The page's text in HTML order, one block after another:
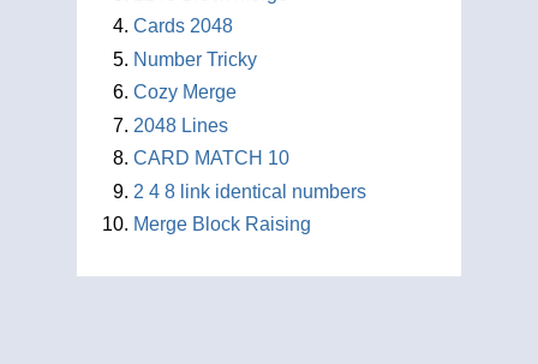
Cards 2048
Number Tricky
Cozy Merge
2048 Lines
CARD MATCH 10
2 4 8 link identical numbers
Merge Block Raising